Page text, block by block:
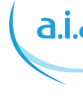
Passer au